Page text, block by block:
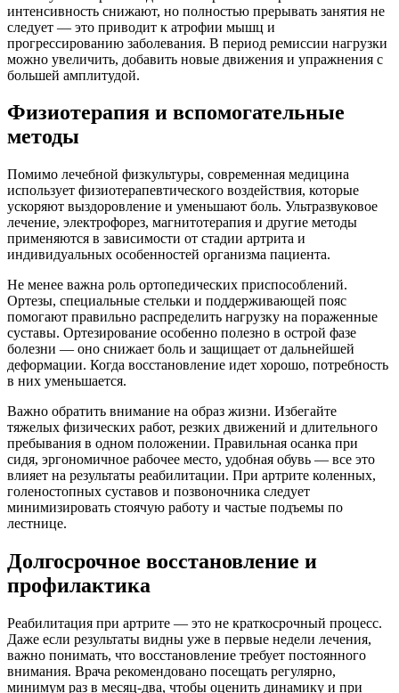
интенсивность снижают, но полностью прерывать занятия не
следует — это приводит к атрофии мышц и
прогрессированию заболевания. В период ремиссии нагрузки
можно увеличить, добавить новые движения и упражнения с
большей амплитудой.
Физиотерапия и вспомогательные
методы
Помимо лечебной физкультуры, современная медицина
использует физиотерапевтического воздействия, которые
ускоряют выздоровление и уменьшают боль. Ультразвуковое
лечение, электрофорез, магнитотерапия и другие методы
применяются в зависимости от стадии артрита и
индивидуальных особенностей организма пациента.
Не менее важна роль ортопедических приспособлений.
Ортезы, специальные стельки и поддерживающей пояс
помогают правильно распределить нагрузку на пораженные
суставы. Ортезирование особенно полезно в острой фазе
болезни — оно снижает боль и защищает от дальнейшей
деформации. Когда восстановление идет хорошо, потребность
в них уменьшается.
Важно обратить внимание на образ жизни. Избегайте
тяжелых физических работ, резких движений и длительного
пребывания в одном положении. Правильная осанка при
сидя, эргономичное рабочее место, удобная обувь — все это
влияет на результаты реабилитации. При артрите коленных,
голеностопных суставов и позвоночника следует
минимизировать стоячую работу и частые подъемы по
лестнице.
Долгосрочное восстановление и
профилактика
Реабилитация при артрите — это не краткосрочный процесс.
Даже если результаты видны уже в первые недели лечения,
важно понимать, что восстановление требует постоянного
внимания. Врача рекомендовано посещать регулярно,
минимум раз в месяц-два, чтобы оценить динамику и при